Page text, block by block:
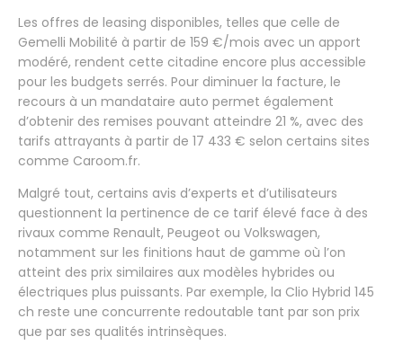
Les offres de leasing disponibles, telles que celle de
Gemelli Mobilité à partir de 159 €/mois avec un apport
modéré, rendent cette citadine encore plus accessible
pour les budgets serrés. Pour diminuer la facture, le
recours à un mandataire auto permet également
d’obtenir des remises pouvant atteindre 21 %, avec des
tarifs attrayants à partir de 17 433 € selon certains sites
comme Caroom.fr.
Malgré tout, certains avis d’experts et d’utilisateurs
questionnent la pertinence de ce tarif élevé face à des
rivaux comme Renault, Peugeot ou Volkswagen,
notamment sur les finitions haut de gamme où l’on
atteint des prix similaires aux modèles hybrides ou
électriques plus puissants. Par exemple, la Clio Hybrid 145
ch reste une concurrente redoutable tant par son prix
que par ses qualités intrinsèques.